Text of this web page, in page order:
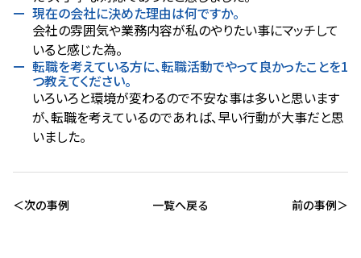
現在の会社に決めた理由は何ですか。
会社の雰囲気や業務内容が私のやりたい事にマッチして
いると感じた為。
転職を考えている方に、転職活動でやって良かったことを1
つ教えてください。
いろいろと環境が変わるので不安な事は多いと思います
が、転職を考えているのであれば、早い行動が大事だと思
いました。
次の事例 一覧へ戻る 前の事例